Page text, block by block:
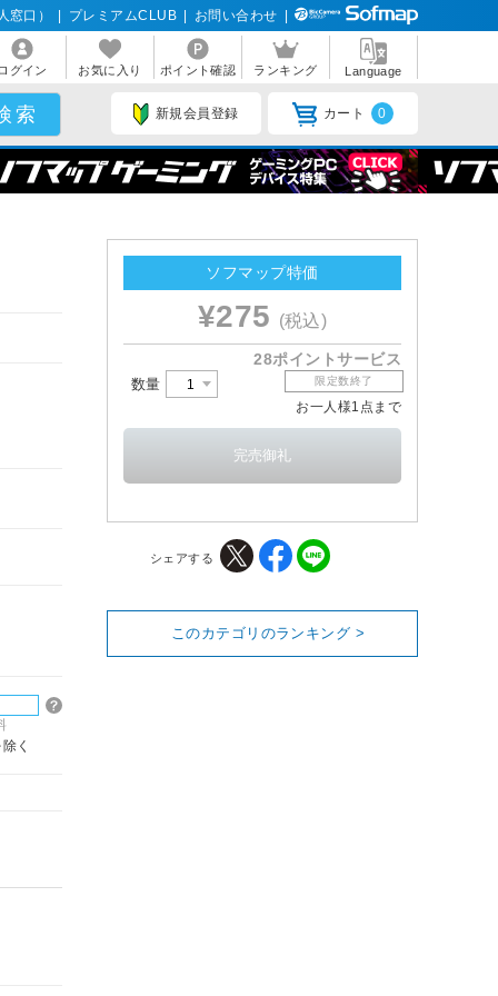
窓口） プレミアムCLUB お問い合わせ
ログイン お気に入り ポイント確認 ランキング Language
新規会員登録 カート 0
く
ソフマップ特価
¥275 (税込)
28ポイントサービス
数量 限定数終了
お一人様1点まで
シェアする
このカテゴリのランキング >